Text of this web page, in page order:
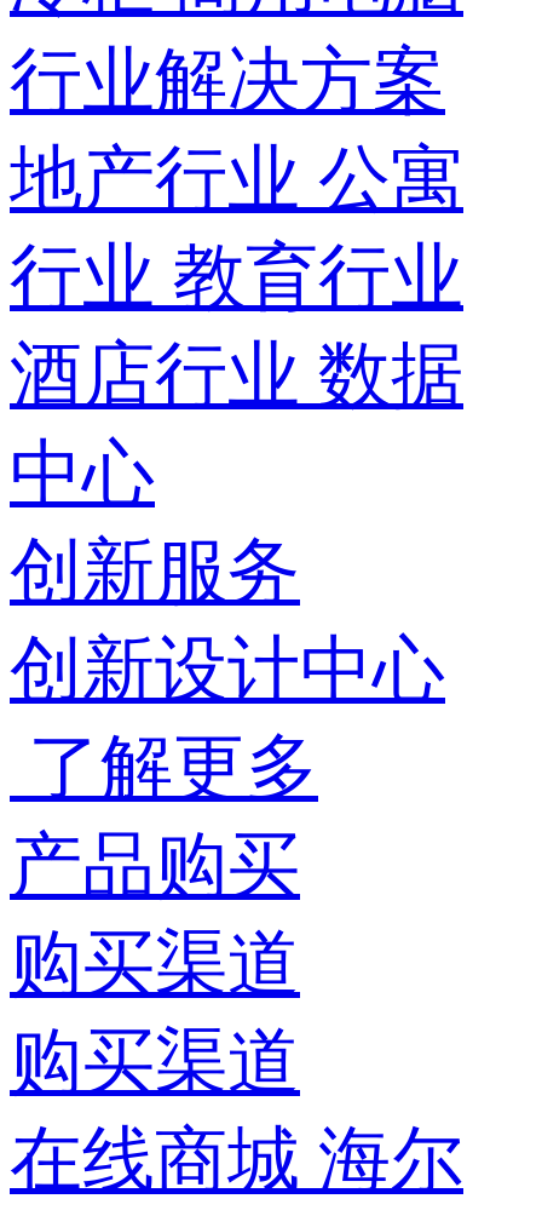
行业解决方案
地产行业 公寓
行业 教育行业
酒店行业 数据
中心
创新服务
创新设计中心
了解更多
产品购买
购买渠道
购买渠道
在线商城 海尔